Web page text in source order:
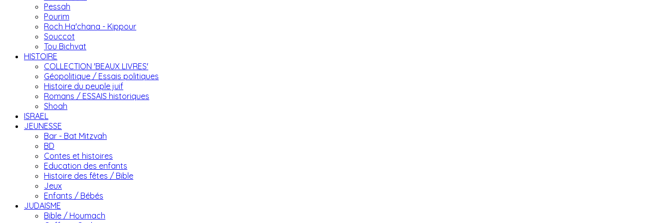
Pessah
Pourim
Roch Ha'chana - Kippour
Souccot
Tou Bichvat
HISTOIRE
COLLECTION 'BEAUX LIVRES'
Géopolitique / Essais politiques
Histoire du peuple juif
Romans / ESSAIS historiques
Shoah
ISRAEL
JEUNESSE
Bar - Bat Mitzvah
BD
Contes et histoires
Education des enfants
Histoire des fêtes / Bible
Jeux
Enfants / Bébés
JUDAISME
Bible / Houmach